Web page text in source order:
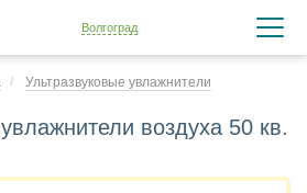
Волгоград
Ультразвуковые увлажнители
воздуха 50 кв.